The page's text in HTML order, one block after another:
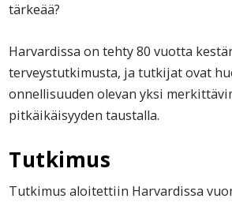
tärkeää?
Harvardissa on tehty 80 vuotta
terveystutkimusta, ja tutkijat ovat
onnellisuuden olevan yksi
pitkäikäisyyden taustalla.
Tutkimus
Tutkimus aloitettiin Harvardissa